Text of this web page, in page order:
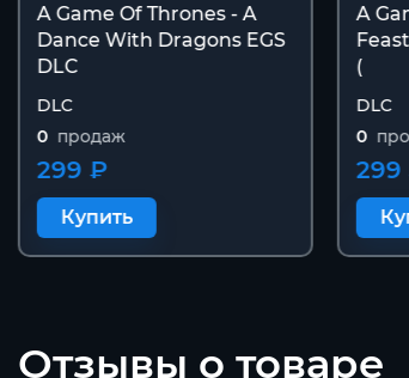
A Game Of Thrones - A
Dance With Dragons EGS
DLC
DLC
0 продаж
299 ₽
Купить
A
(
DLC
0
299
Отзывы о товаре